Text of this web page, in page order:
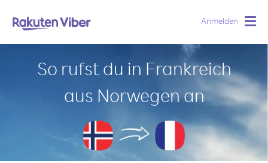
Anmelden
So rufst du in Frankreich
aus Norwegen an